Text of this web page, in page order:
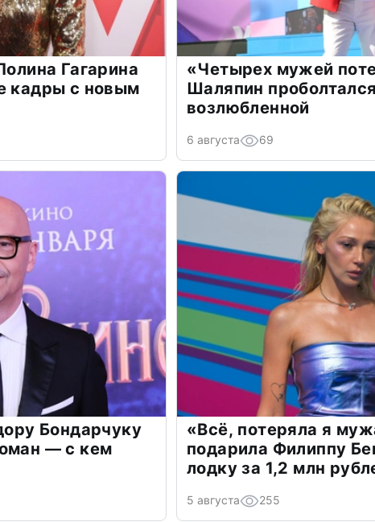
Гагарина
кадры с новым
«Четырех мужей
Шаляпин
возлюбленной
6 августа 69
Бондарчуку
— с кем
«Всё, потеряла я
подарила Филиппу
лодку за 1,2 млн
5 августа 255